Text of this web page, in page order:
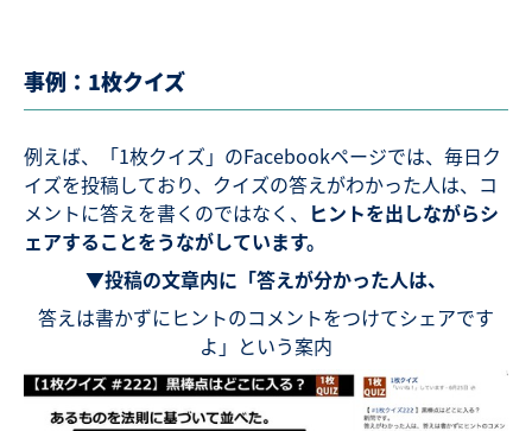
事例：1枚クイズ
例えば、「1枚クイズ」のFacebookページでは、毎日ク
イズを投稿しており、クイズの答えがわかった人は、コ
メントに答えを書くのではなく、 ヒントを出しながらシ
ェアすることをうながしています。
▼投稿の文章内に「答えが分かった人は、
答えは書かずにヒントのコメントをつけてシェアです
よ」という案内